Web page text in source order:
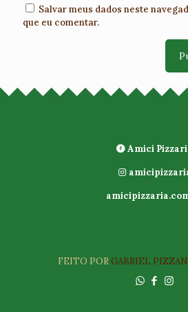
Salvar meus dados neste
que eu comentar.
Amici
FEITO POR GABRIEL